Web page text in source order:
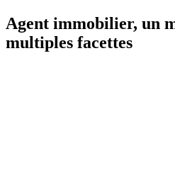
Agent immobilier, un
multiples facettes